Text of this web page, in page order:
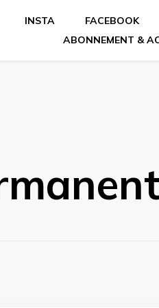
INSTA FACEBOOK
ABONNEMENT &